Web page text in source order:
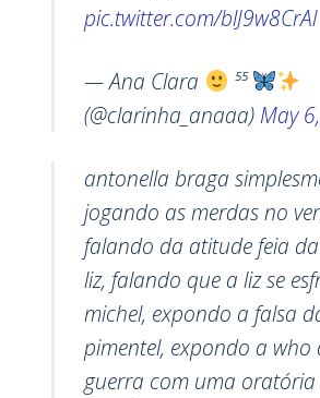
pic.twitter.com/blJ9w8CrAl
— Ana Clara
⁵⁵
(@clarinha_anaaa) May
antonella braga
jogando as merdas no
falando da atitude feia
liz, falando que a liz se
michel, expondo a falsa
pimentel, expondo a who
guerra com uma oratória